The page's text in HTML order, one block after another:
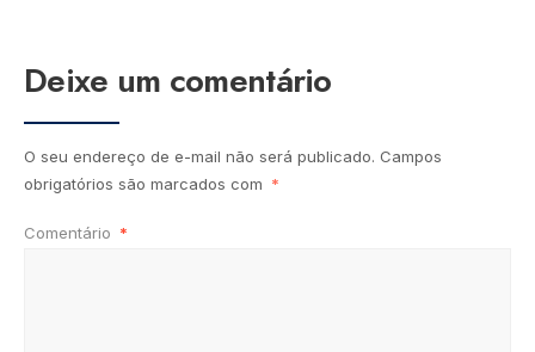
Deixe um comentário
O seu endereço de e-mail não será publicado. Campos
obrigatórios são marcados com *
Comentário *